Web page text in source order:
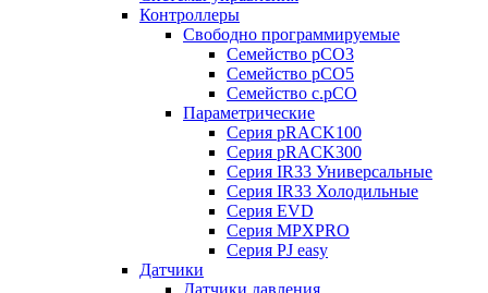
Контроллеры
Свободно программируемые
Семейство pCO3
Семейство pCO5
Семейство c.pCO
Параметрические
Серия pRACK100
Серия pRACK300
Серия IR33 Универсальные
Серия IR33 Холодильные
Серия EVD
Серия MPXPRO
Серия PJ easy
Датчики
Датчики давления